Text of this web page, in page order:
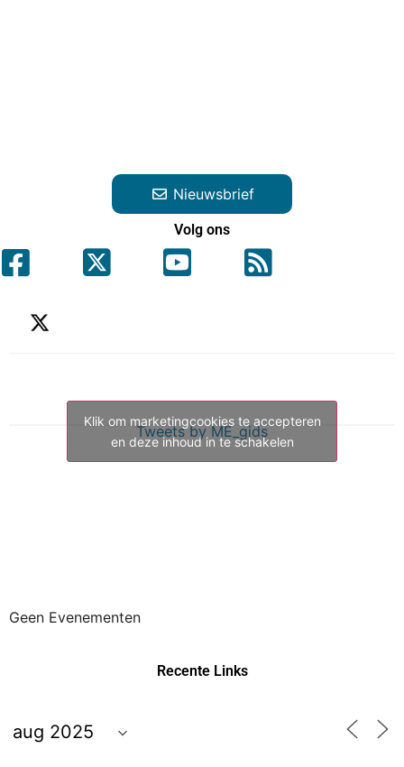
Nieuwsbrief
Volg ons
Tweets by ME_gids
Klik om marketingcookies te accepteren
en deze inhoud in te schakelen
Geen Evenementen
Recente Links